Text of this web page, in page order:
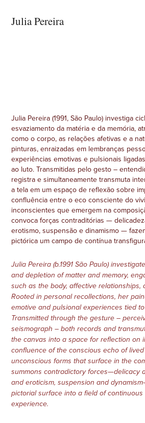
Julia Pereira
Julia Pereira (1991, São Paulo) investiga
esvaziamento da matéria e da memória,
como o corpo, as relações afetivas e a
pinturas, enraizadas em lembranças
experiências emotivas e pulsionais
ao luto. Transmitidas pelo gesto –
registra e simultaneamente transmuta
a tela em um espaço de reflexão sobre
confluência entre o eco consciente do
inconscientes que emergem na
convoca forças contraditórias —
erotismo, suspensão e dinamismo —
pictórica um campo de contínua
Julia Pereira (b.1991 São Paulo)
and depletion of matter and memory,
such as the body, affective relationships,
Rooted in personal recollections, her
emotive and pulsional experiences tied
Transmitted through the gesture –
seismograph – both records and
the canvas into a space for reflection on
confluence of the conscious echo of
unconscious forms that surface in the
summons contradictory forces—delicacy
and eroticism, suspension and
pictorial surface into a field of
experience.